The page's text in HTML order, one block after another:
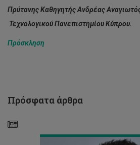
Πρύτανης Καθηγητής Ανδρέας
Τεχνολογικού Πανεπιστημίου Κύπρου.
Πρόσκληση
Πρόσφατα άρθρα
και